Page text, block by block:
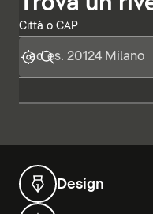
Città o CAP
Design